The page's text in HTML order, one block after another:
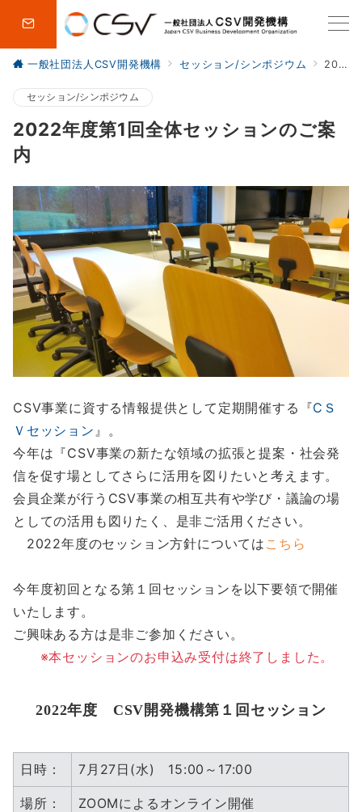
一般社団法人CSV開発機構 セッション/シンポジウム 2022年度第1回全体セッションのご案内
セッション/シンポジウム
2022年度第1回全体セッションのご案
内
CSV事業に資する情報提供として定期開催する『CＳ
Ｖセッション 』。
今年は『CSV事業の新たな領域の拡張と提案・社会発
信を促す場としてさらに活用を図りたいと考えます。
会員企業が行うCSV事業の相互共有や学び・議論の場
としての活用も図りたく、是非ご活用ください。
2022年度のセッション方針については こちら
今年度初回となる第１回セッションを以下要領で開催
いたします。
ご興味ある方は是非ご参加ください。
※本セッションのお申込み受付は終了しました。
2022年度 CSV開発機構第１回セッション
日時： 7月27日(水) 15:00～17:00
場所： ZOOMによるオンライン開催